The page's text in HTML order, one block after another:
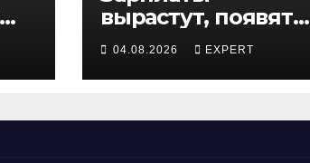
вырастут, появятся
бонусы: 300
сотрудников
«Штраус»
04.08.2026 EXPERT